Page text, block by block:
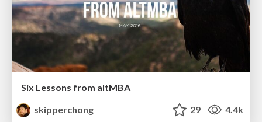
Six Lessons from altMBA
skipperchong
29 4.4k